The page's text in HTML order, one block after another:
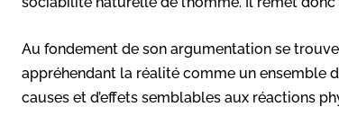
Au fondement de son argumentation se trouve
appréhendant la réalité comme un ensemble
causes et d’effets semblables aux réactions